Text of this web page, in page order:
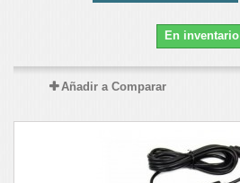
En inventario
Añadir a Comparar